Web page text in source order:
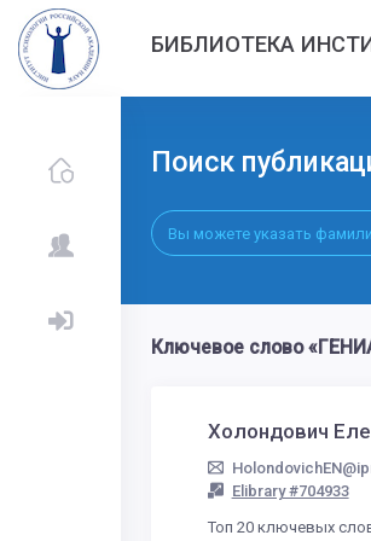
БИБЛИОТЕКА
Поиск
Ключевое слово
Холондович
Elibrary #704933
Топ 20 ключевых